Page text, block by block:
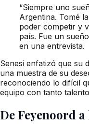
“Siempre uno
Argentina. Tomé
poder competir y
país. Fue un
en una entrevista.
Senesi enfatizó que su
una muestra de su
reconociendo lo difícil
equipo con tanto
De Feyenoord